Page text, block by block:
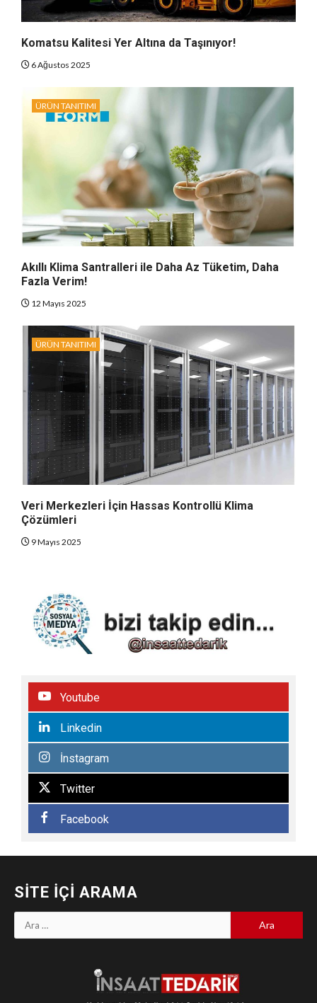
Komatsu Kalitesi Yer Altına da Taşınıyor!
6 Ağustos 2025
ÜRÜN TANITIMI
Akıllı Klima Santralleri ile Daha Az Tüketim, Daha
Fazla Verim!
12 Mayıs 2025
ÜRÜN TANITIMI
Veri Merkezleri İçin Hassas Kontrollü Klima
Çözümleri
9 Mayıs 2025
Youtube
Linkedin
İnstagram
Twitter
Facebook
SITE İÇI ARAMA
Arama: